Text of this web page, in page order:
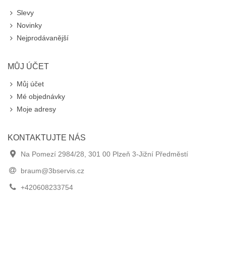
Slevy
Novinky
Nejprodávanější
MŮJ ÚČET
Můj účet
Mé objednávky
Moje adresy
KONTAKTUJTE NÁS
Na Pomezí 2984/28, 301 00 Plzeň 3-Jižní Předměstí
braum@3bservis.cz
+420608233754